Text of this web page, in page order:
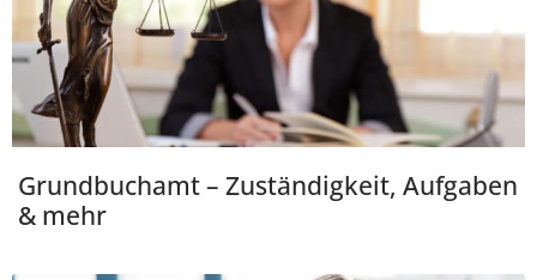
Grundbuchamt – Zuständigkeit, Aufgaben
& mehr